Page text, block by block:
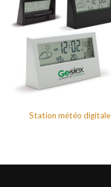
Station météo digitale